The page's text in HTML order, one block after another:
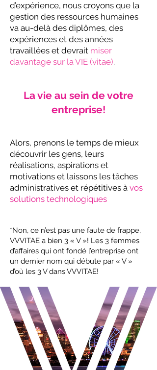
d’expérience, nous croyons que la
gestion des ressources humaines
va au-delà des diplômes, des
expériences et des années
travaillées et devrait miser
davantage sur la VIE (vitae).
La vie au sein de votre
entreprise!
Alors, prenons le temps de mieux
découvrir les gens, leurs
réalisations, aspirations et
motivations et laissons les tâches
administratives et répétitives à vos
solutions technologiques
*Non, ce n’est pas une faute de frappe,
VVVITAE a bien 3 « V »! Les 3 femmes
d’affaires qui ont fondé l’entreprise ont
un dernier nom qui débute par « V »
d’où les 3 V dans VVVITAE!